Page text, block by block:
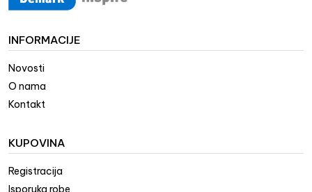
INFORMACIJE
Novosti
O nama
Kontakt
KUPOVINA
Registracija
Isporuka robe